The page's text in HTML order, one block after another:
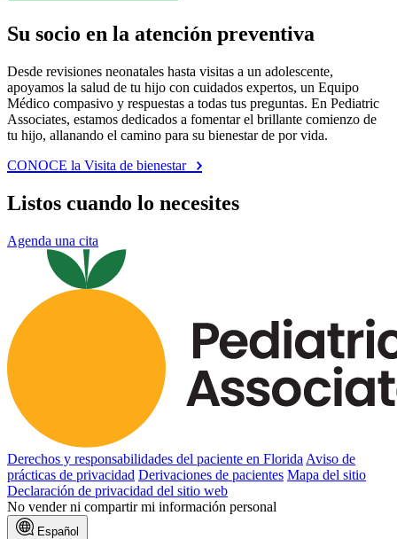
Su socio en la atención preventiva
Desde revisiones neonatales hasta visitas a un adolescente,
apoyamos la salud de tu hijo con cuidados expertos, un Equipo
Médico compasivo y respuestas a todas tus preguntas. En Pediatric
Associates, estamos dedicados a fomentar el brillante comienzo de
tu hijo, allanando el camino para su bienestar de por vida.
CONOCE la Visita de bienestar
Listos cuando lo necesites
Agenda una cita
Derechos y responsabilidades del paciente en Florida Aviso de
prácticas de privacidad Derivaciones de pacientes Mapa del sitio
Declaración de privacidad del sitio web
No vender ni compartir mi información personal
Español